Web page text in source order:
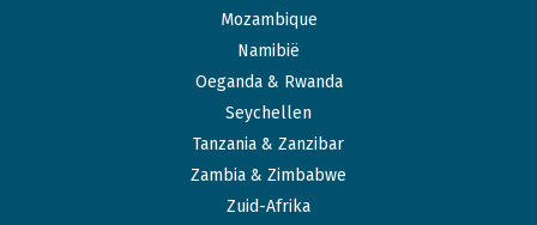
Mozambique
Namibië
Oeganda & Rwanda
Seychellen
Tanzania & Zanzibar
Zambia & Zimbabwe
Zuid-Afrika